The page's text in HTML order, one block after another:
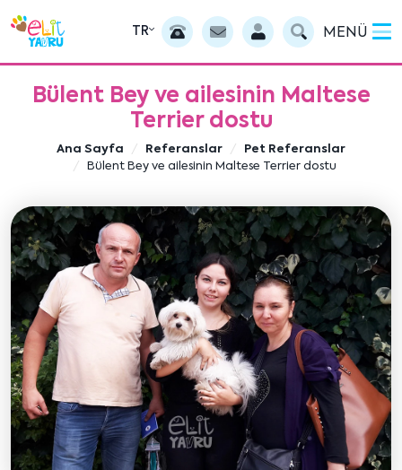
TR MENÜ
Bülent Bey ve ailesinin Maltese
Terrier dostu
Ana Sayfa Referanslar
Pet Referanslar
Bülent Bey ve ailesinin Maltese Terrier dostu